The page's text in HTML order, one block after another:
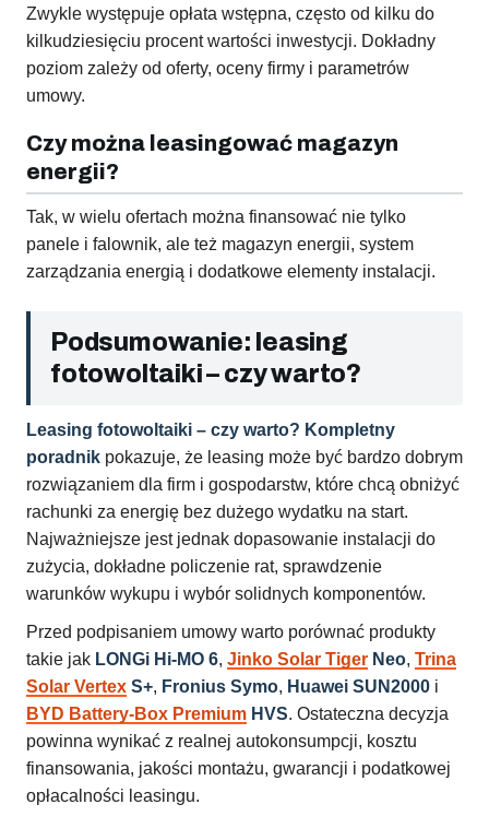
Zwykle występuje opłata wstępna, często od kilku do
kilkudziesięciu procent wartości inwestycji. Dokładny
poziom zależy od oferty, oceny firmy i parametrów
umowy.
Czy można leasingować magazyn
energii?
Tak, w wielu ofertach można finansować nie tylko
panele i falownik, ale też magazyn energii, system
zarządzania energią i dodatkowe elementy instalacji.
Podsumowanie: leasing
fotowoltaiki – czy warto?
Leasing fotowoltaiki – czy warto? Kompletny
poradnik pokazuje, że leasing może być bardzo dobrym
rozwiązaniem dla firm i gospodarstw, które chcą obniżyć
rachunki za energię bez dużego wydatku na start.
Najważniejsze jest jednak dopasowanie instalacji do
zużycia, dokładne policzenie rat, sprawdzenie
warunków wykupu i wybór solidnych komponentów.
Przed podpisaniem umowy warto porównać produkty
takie jak LONGi Hi-MO 6, Jinko Solar Tiger Neo, Trina
Solar Vertex S+, Fronius Symo, Huawei SUN2000 i
BYD Battery-Box Premium HVS. Ostateczna decyzja
powinna wynikać z realnej autokonsumpcji, kosztu
finansowania, jakości montażu, gwarancji i podatkowej
opłacalności leasingu.